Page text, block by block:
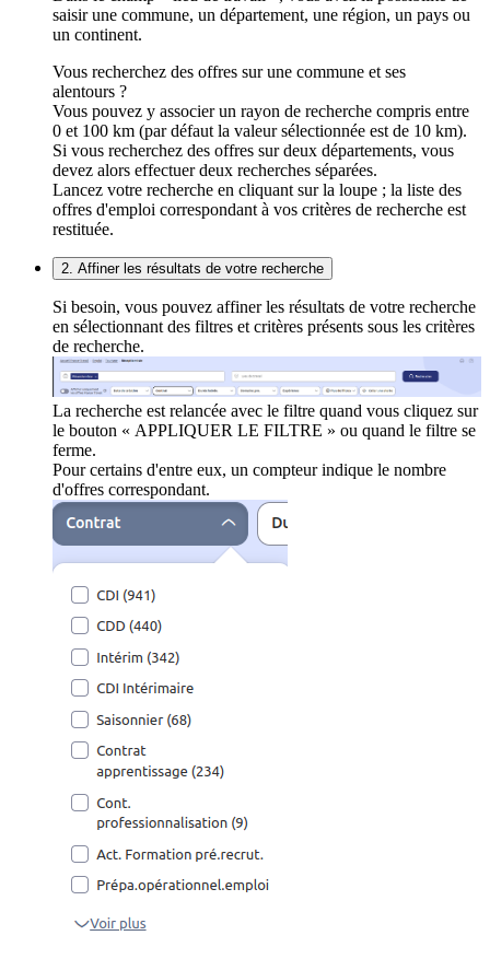
saisir une commune, un département, une région, un pays ou
un continent.
Vous recherchez des offres sur une commune et ses
alentours ?
Vous pouvez y associer un rayon de recherche compris entre
0 et 100 km (par défaut la valeur sélectionnée est de 10 km).
Si vous recherchez des offres sur deux départements, vous
devez alors effectuer deux recherches séparées.
Lancez votre recherche en cliquant sur la loupe ; la liste des
offres d'emploi correspondant à vos critères de recherche est
restituée.
2. Affiner les résultats de votre recherche
Si besoin, vous pouvez affiner les résultats de votre recherche
en sélectionnant des filtres et critères présents sous les critères
de recherche.
La recherche est relancée avec le filtre quand vous cliquez sur
le bouton « APPLIQUER LE FILTRE » ou quand le filtre se
ferme.
Pour certains d'entre eux, un compteur indique le nombre
d'offres correspondant.